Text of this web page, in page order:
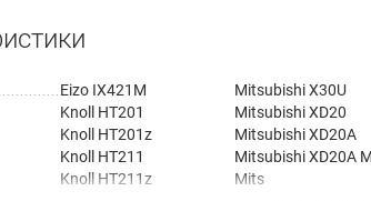
Eizo IX421M
Knoll HT201
Knoll HT201z
Knoll HT211
Knoll HT211z
Mitsubishi X30U
Mitsubishi XD20
Mitsubishi XD20A
Mitsubishi XD20A
Mits